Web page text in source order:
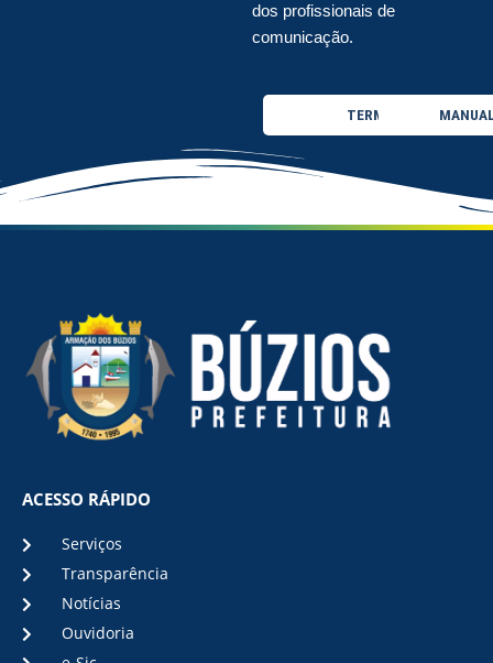
dos profissionais de
comunicação.
TERMO DE USO
ACESSO RÁPIDO
Serviços
Transparência
Notícias
Ouvidoria